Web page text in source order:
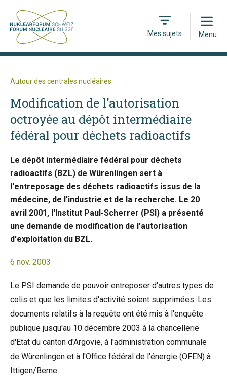
Mes sujets
Open
Menu
Autour des centrales nucléaires
Modification de l'autorisation
octroyée au dépôt intermédiaire
fédéral pour déchets radioactifs
Le dépôt intermédiaire fédéral pour déchets
radioactifs (BZL) de Würenlingen sert à
l'entreposage des déchets radioactifs issus de la
médecine, de l'industrie et de la recherche. Le 20
avril 2001, l'Institut Paul-Scherrer (PSI) a présenté
une demande de modification de l'autorisation
d'exploitation du BZL.
6 nov. 2003
Le PSI demande de pouvoir entreposer d'autres types de
colis et que les limites d'activité soient supprimées. Les
documents relatifs à la requête ont été mis à l'enquête
publique jusqu'au 10 décembre 2003 à la chancellerie
d'Etat du canton d'Argovie, à l'administration communale
de Würenlingen et à l'Office fédéral de l'énergie (OFEN) à
Ittigen/Berne.